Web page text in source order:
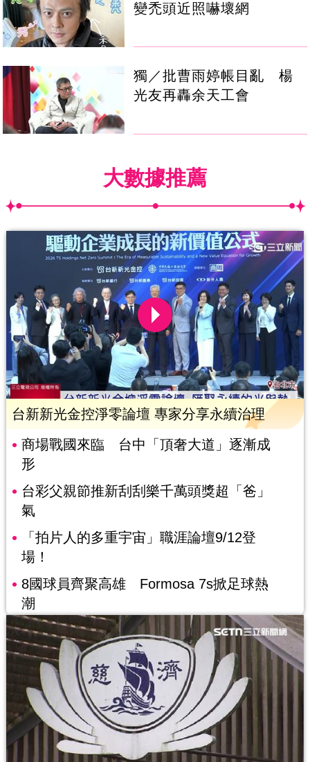
變禿頭近照嚇壞網
獨／批曹雨婷帳目亂 楊
光友再轟余天工會
大數據推薦
台新新光金控淨零論壇 專家分享永續治理
商場戰國來臨 台中「頂奢大道」逐漸成
形
台彩父親節推新刮刮樂千萬頭獎超「爸」
氣
「拍片人的多重宇宙」職涯論壇9/12登
場！
8國球員齊聚高雄 Formosa 7s掀足球熱
潮